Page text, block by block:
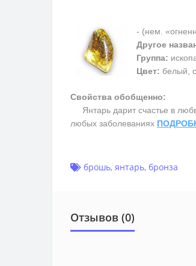
- (нем.
Другое
Группа:
Цвет: белый,
Свойства обобщенно:
Янтарь дарит счастье в
любых заболеваниях
брошь, янтарь, бронза
Отзывов (0)